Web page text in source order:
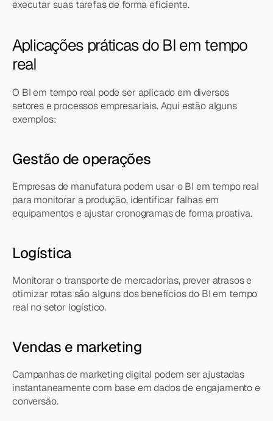
executar suas tarefas de forma eficiente.
Aplicações práticas do BI em tempo
real
O BI em tempo real pode ser aplicado em diversos
setores e processos empresariais. Aqui estão alguns
exemplos:
Gestão de operações
Empresas de manufatura podem usar o BI em tempo real
para monitorar a produção, identificar falhas em
equipamentos e ajustar cronogramas de forma proativa.
Logística
Monitorar o transporte de mercadorias, prever atrasos e
otimizar rotas são alguns dos benefícios do BI em tempo
real no setor logístico.
Vendas e marketing
Campanhas de marketing digital podem ser ajustadas
instantaneamente com base em dados de engajamento e
conversão.